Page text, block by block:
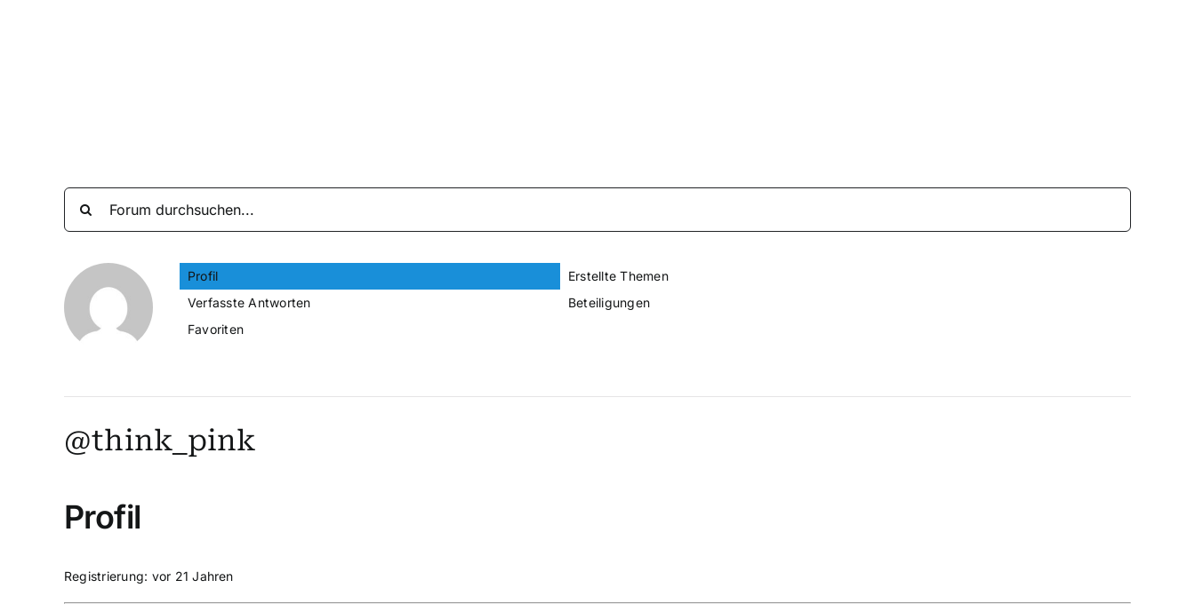
Profil
Erstellte Themen
Verfasste Antworten
Beteiligungen
Favoriten
@think_pink
Profil
Registrierung: vor 21 Jahren